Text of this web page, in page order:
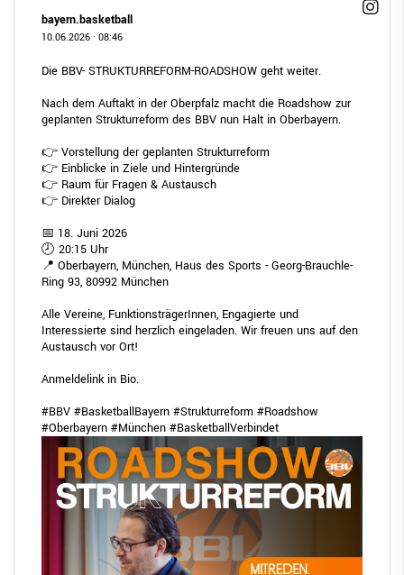
bayern.basketball
10.06.2026 · 08:46
Die BBV- STRUKTURREFORM-ROADSHOW geht weiter.
Nach dem Auftakt in der Oberpfalz macht die Roadshow zur
geplanten Strukturreform des BBV nun Halt in Oberbayern.
👉 Vorstellung der geplanten Strukturreform
👉 Einblicke in Ziele und Hintergründe
👉 Raum für Fragen & Austausch
👉 Direkter Dialog
📅 18. Juni 2026
🕗 20:15 Uhr
📍 Oberbayern, München, Haus des Sports - Georg-Brauchle-
Ring 93, 80992 München
Alle Vereine, FunktionsträgerInnen, Engagierte und
Interessierte sind herzlich eingeladen. Wir freuen uns auf den
Austausch vor Ort!
Anmeldelink in Bio.
#BBV #BasketballBayern #Strukturreform #Roadshow
#Oberbayern #München #BasketballVerbindet